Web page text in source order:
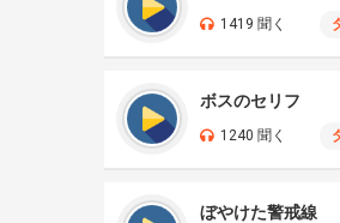
1419 聞く
ボスのセリフ
1240 聞く
ぼやけた警戒線